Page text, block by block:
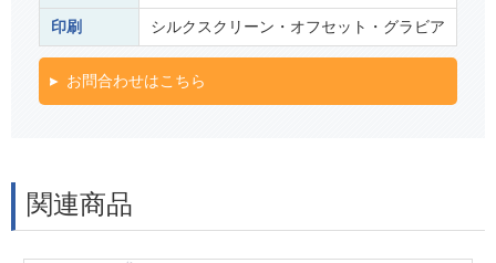
印刷 シルクスクリーン・オフセット・グラビア
お問合わせはこちら
関連商品